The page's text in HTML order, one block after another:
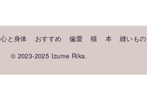
心と身体 おすすめ 偏愛 猫 本
縫いもの
© 2023-2025 Izume Rika.